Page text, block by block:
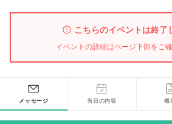
こちらのイベントは終了
イベントの詳細はページ下部をご確
メッセージ 当日の内容 概